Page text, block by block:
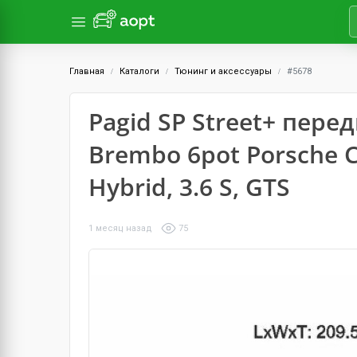
Главная Каталоги Тюнинг и аксессуары #5678
Pagid SP Street+
Brembo 6pot Porsche
Hybrid, 3.6 S, GTS
1 месяц назад 75